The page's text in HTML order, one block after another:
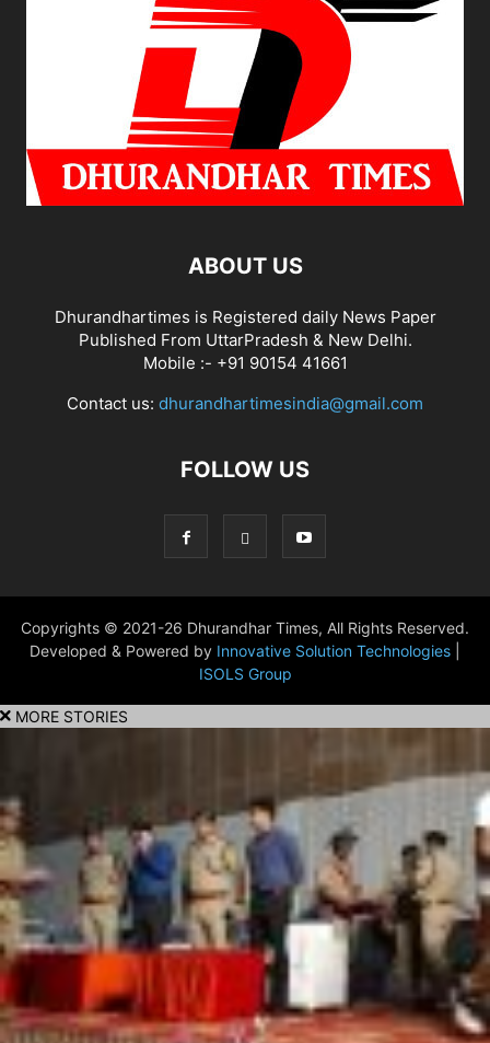
ABOUT US
Dhurandhartimes is Registered daily News Paper
Published From UttarPradesh & New Delhi.
Mobile :- +91 90154 41661
Contact us: dhurandhartimesindia@gmail.com
FOLLOW US
Copyrights © 2021-26 Dhurandhar Times, All Rights Reserved.
Developed & Powered by Innovative Solution Technologies
ISOLS Group
MORE STORIES